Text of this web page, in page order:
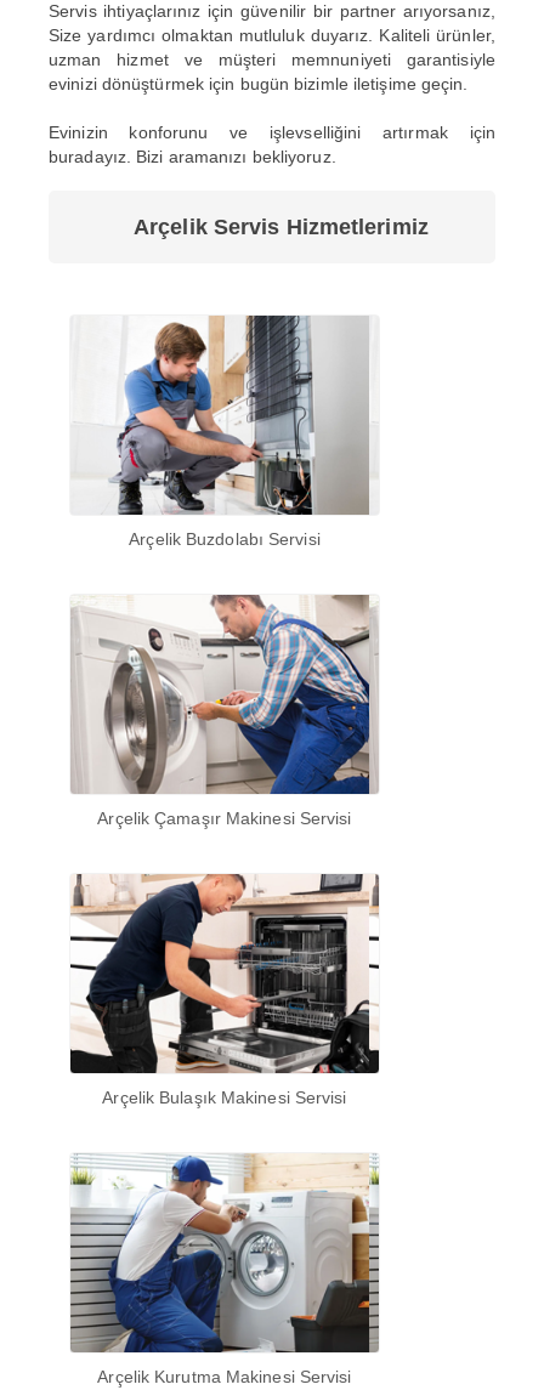
Servis ihtiyaçlarınız için güvenilir bir partner arıyorsanız,
Size yardımcı olmaktan mutluluk duyarız. Kaliteli ürünler,
uzman hizmet ve müşteri memnuniyeti garantisiyle
evinizi dönüştürmek için bugün bizimle iletişime geçin.
Evinizin konforunu ve işlevselliğini artırmak için
buradayız. Bizi aramanızı bekliyoruz.
Arçelik Servis Hizmetlerimiz
Arçelik Buzdolabı Servisi
Arçelik Çamaşır Makinesi Servisi
Arçelik Bulaşık Makinesi Servisi
Arçelik Kurutma Makinesi Servisi